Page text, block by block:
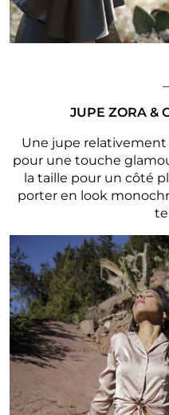
JUPE ZORA &
Une jupe
pour une touche
la taille pour un côté
porter en look